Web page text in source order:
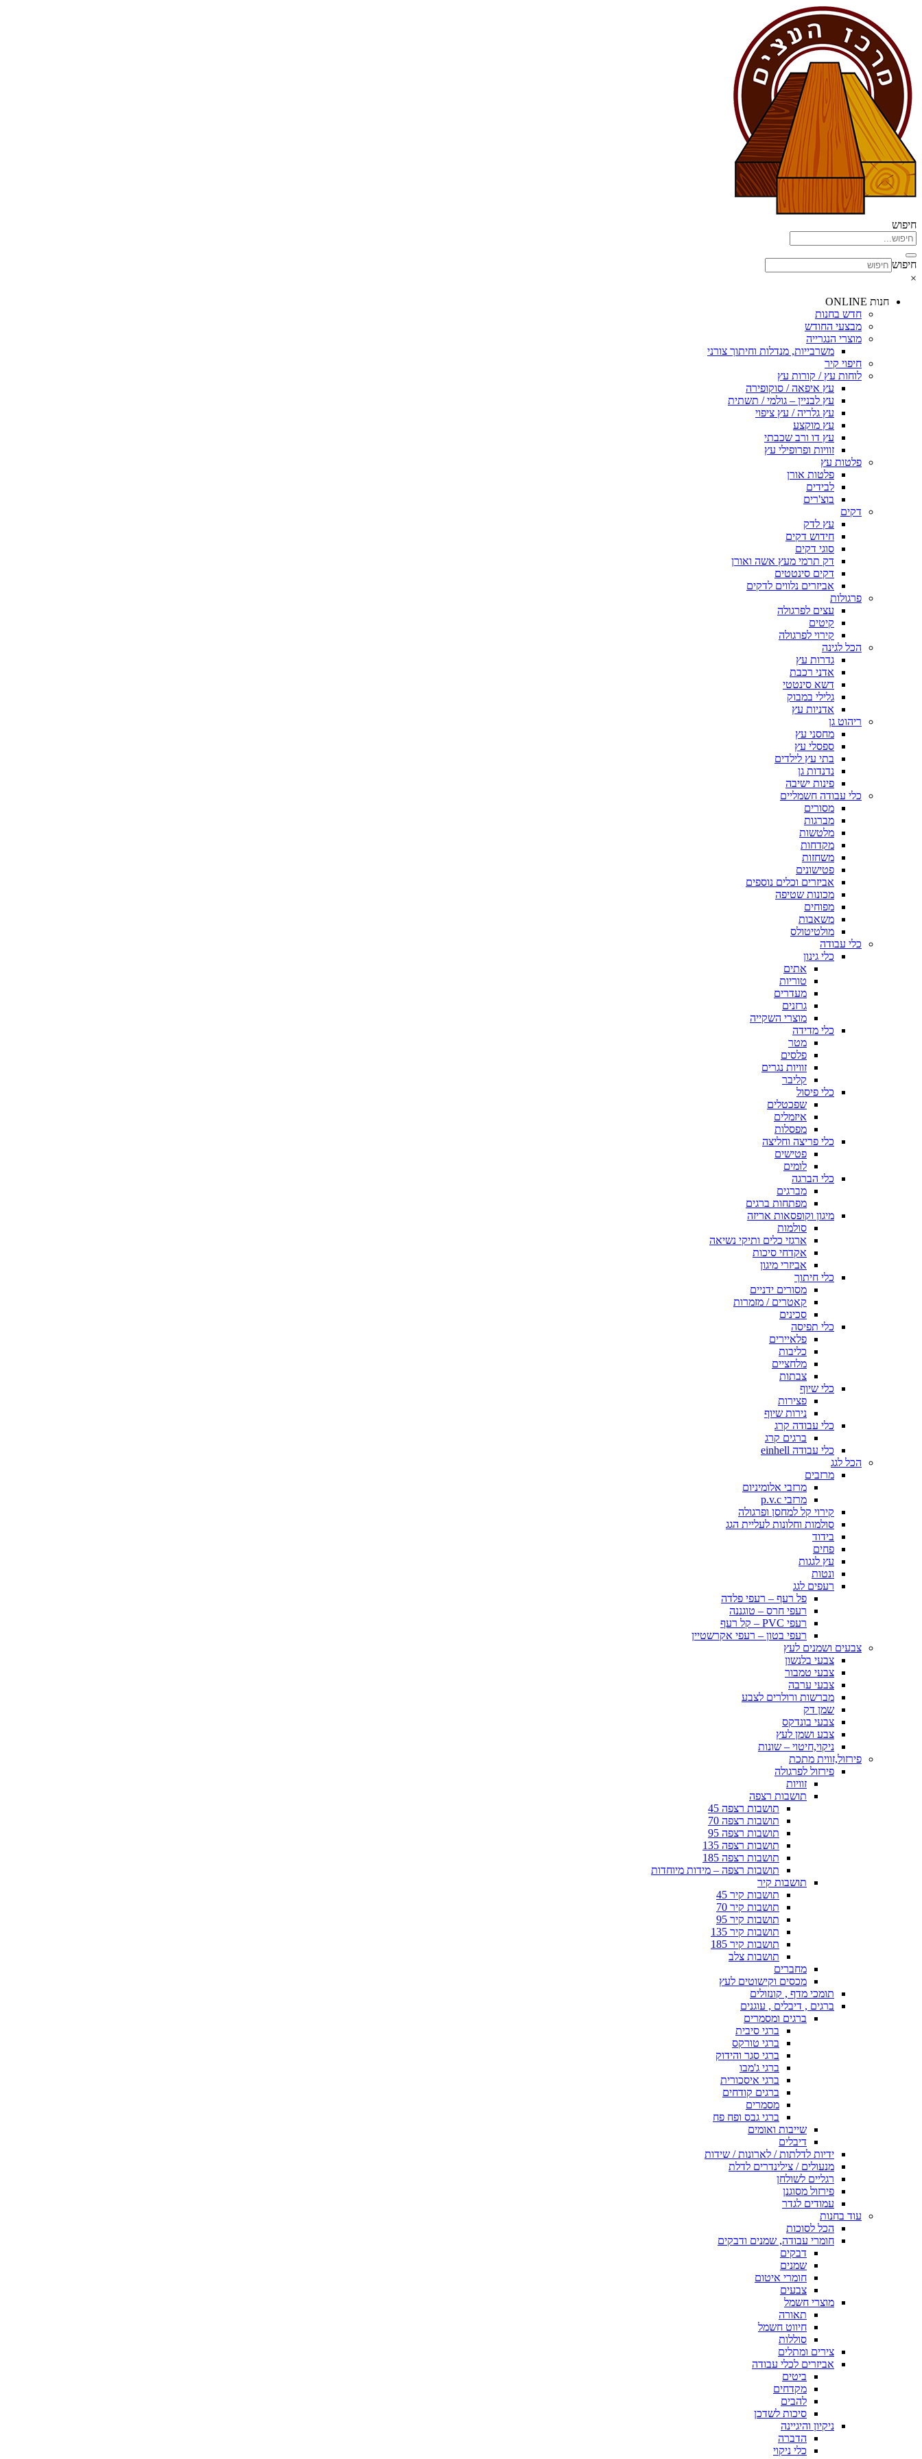
חיפוש
חיפוש
×
חנות ONLINE
חדש בחנות
מבצעי החודש
מוצרי הנגרייה
משרבייות, מנדלות וחיתוך צורני
חיפוי קיר
לוחות עץ / קורות עץ
עץ איפאה / סוקופירה
עץ לבניין – גולמי / תשתית
עץ גלריה / עץ ציפוי
עץ מוקצע
עץ דו ורב שכבתי
זוויות ופרופילי עץ
פלטות עץ
פלטות אורן
לבידים
בוצ'רים
דקים
עץ לדק
חידוש דקים
סוגי דקים
דק תרמי מעץ אשה ואורן
דקים סינטטים
אביזרים נלווים לדקים
פרגולות
עצים לפרגולה
קיטים
קירוי לפרגולה
הכל לגינה
גדרות עץ
אדני רכבת
דשא סינטטי
גלילי במבוק
אדניות עץ
ריהוט גן
מחסני עץ
ספסלי עץ
בתי עץ לילדים
נדנדות גן
פינות ישיבה
כלי עבודה חשמליים
מסורים
מברגות
מלטשות
מקדחות
משחזות
פטישונים
אביזרים וכלים נוספים
מכונות שטיפה
מפוחים
משאבות
מולטיטולס
כלי עבודה
כלי גינון
אתים
טוריות
מעדרים
גרזנים
מוצרי השקייה
כלי מדידה
מטר
פלסים
זוויות נגרים
קליבר
כלי פיסול
שפכטלים
איזמלים
מפסלות
כלי פריצה וחליצה
פטישים
לומים
כלי הברגה
מברגים
מפתחות ברגים
מיגון וקופסאות אריזה
סולמות
ארגזי כלים ותיקי נשיאה
אקדחי סיכות
אביזרי מיגון
כלי חיתוך
מסורים ידניים
קאטרים / מזמרות
סכינים
כלי תפיסה
פלאיירים
כליבות
מלחציים
צבתות
כלי שיוף
פצירות
נירות שיוף
כלי עבודה קרג
ברגים קרג
כלי עבודה einhell
הכל לגג
מרזבים
מרזבי אלומיניום
מרזבי p.v.c
קירוי קל למחסן ופרגולה
סולמות וחלונות לעליית הגג
בידוד
פחים
עץ לגגות
ונטות
רעפים לגג
פל רעף – רעפי פלדה
רעפי חרס – טוגננה
רעפי PVC – קל רעף
רעפי בטון – רעפי אקרשטיין
צבעים ושמנים לעץ
צבעי בלנשון
צבעי טמבור
צבעי ערבה
מברשות ורולרים לצבע
שמן דק
צבעי בונדקס
צבע ושמן לעץ
ניקוי,חיטוי – שונות
פירזול,זווית מתכת
פירזול לפרגולה
זוויות
תושבות רצפה
תושבות רצפה 45
תושבות רצפה 70
תושבות רצפה 95
תושבות רצפה 135
תושבות רצפה 185
תושבות רצפה – מידות מיוחדות
תושבות קיר
תושבות קיר 45
תושבות קיר 70
תושבות קיר 95
תושבות קיר 135
תושבות קיר 185
תושבות צלב
מחברים
מכסים וקישוטים לעץ
תומכי מדף , קונזולים
ברגים , דיבלים , עוגנים
ברגים ומסמרים
ברגי סיבית
ברגי טורקס
ברגי סגר והידוק
ברגי ג'מבו
ברגי איסכורית
ברגים קודחים
מסמרים
ברגי גבס ופח פח
שייבות ואומים
דיבלים
ידיות לדלתות / לארונות / שידות
מנעולים / צילינדרים לדלת
רגליים לשולחן
פירזול מסוגנן
עמודים לגדר
עוד בחנות
הכל לסוכות
חומרי עבודה, שמנים ודבקים
דבקים
שמנים
חומרי איטום
צבעים
מוצרי חשמל
תאורה
חיווט חשמל
סוללות
צירים ומתלים
אביזרים לכלי עבודה
ביטים
מקדחים
להבים
סיכות לשדכן
ניקיון והיגיינה
הדברה
כלי ניקוי